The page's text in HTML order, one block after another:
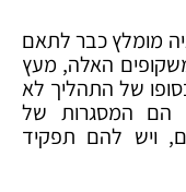
מומלץ כבר לתאם
האלה, מעץ
של התהליך לא
הם המסגרות של
ויש להם תפקיד